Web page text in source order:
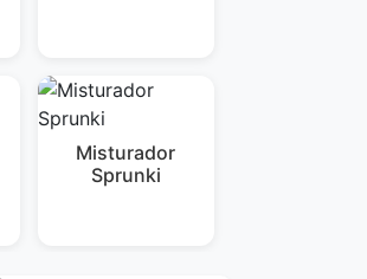
Misturador
Sprunki